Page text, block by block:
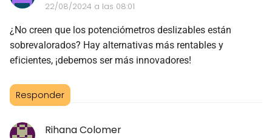
22/08/2024 a las 08:01
¿No creen que los potenciómetros deslizables están
sobrevalorados? Hay alternativas más rentables y
eficientes, ¡debemos ser más innovadores!
Responder
Rihana Colomer